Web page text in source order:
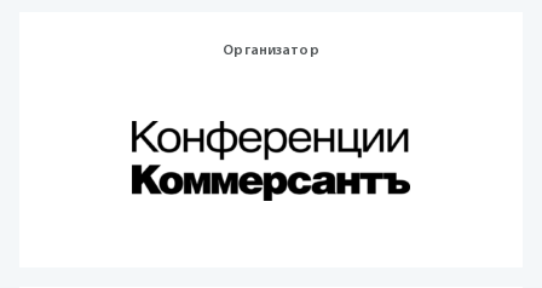
Организатор